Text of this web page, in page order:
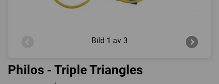
Bild 1 av 3
Philos - Triple Triangles